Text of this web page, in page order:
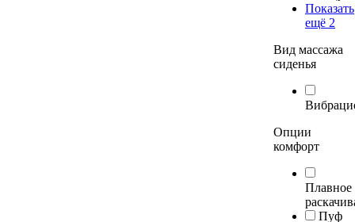
Показать
ещё 2
Вид массажа
сиденья
Опции
комфорт
Плавное
Пуф